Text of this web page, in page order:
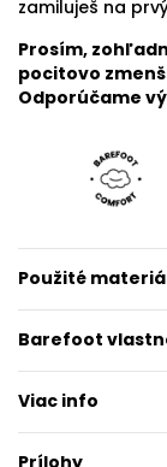
zamiluješ na
Prosím,
pocitovo
Odporúčame
Použité
Barefoot
Viac info